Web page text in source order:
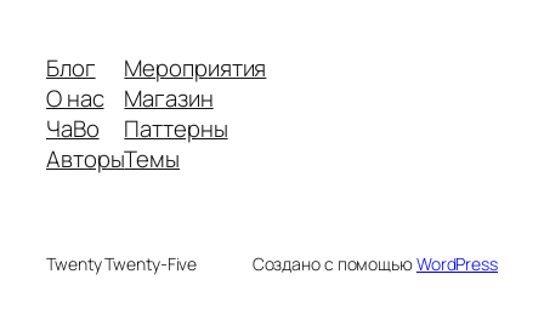
Блог
О нас
ЧаВо
Авторы
Мероприятия
Магазин
Паттерны
Темы
Twenty Twenty-Five Создано с помощьюWordPress